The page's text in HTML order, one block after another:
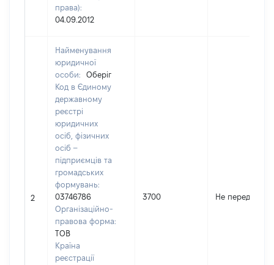
права):
04.09.2012
2
Найменування
юридичної
особи:
Оберіг
Код в Єдиному
державному
реєстрі
юридичних
осіб, фізичних
осіб –
підприємців та
громадських
формувань:
03746786
Організаційно-
правова форма:
ТОВ
Країна
реєстрації
3700 Не передано